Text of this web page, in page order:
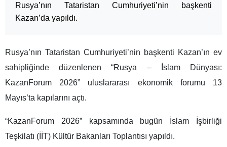
Rusya’nın Tataristan Cumhuriyeti’nin başkenti
Kazan’da yapıldı.
Rusya’nın Tataristan Cumhuriyeti’nin başkenti Kazan’ın ev
sahipliğinde düzenlenen “Rusya – İslam Dünyası:
KazanForum 2026” uluslararası ekonomik forumu 13
Mayıs’ta kapılarını açtı.
“KazanForum 2026” kapsamında bugün İslam İşbirliği
Teşkilatı (İİT) Kültür Bakanları Toplantısı yapıldı.